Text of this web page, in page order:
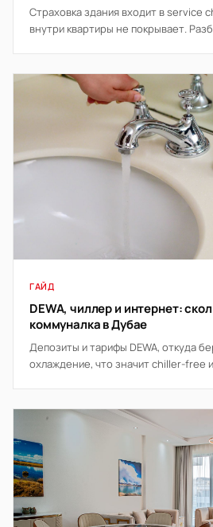
Страховка здания входит в service
внутри квартиры не покрывает.
ГАЙД
DEWA, чиллер и интернет:
коммуналка в Дубае
Депозиты и тарифы DEWA, откуда
охлаждение, что значит chiller-free